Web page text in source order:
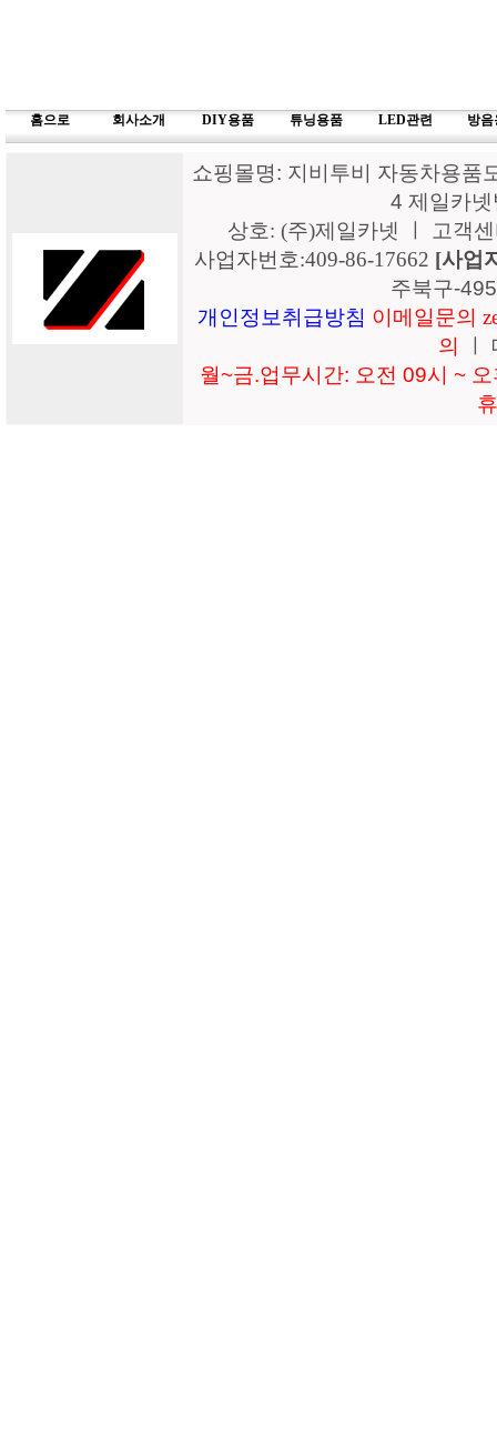
홈으로 회사소개 DIY용품 튜닝용품 LED관련 방음
쇼핑몰명: 지비투비 자동차용품
4 제일카
상호: (주)제일카넷 ㅣ 고객
사업자번호:409-86-17662 [사업
주북구-
개인정보취급방침 이메일문의
의
월~금.업무시간: 오전 09시 ~